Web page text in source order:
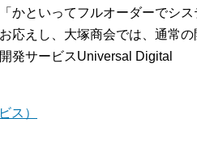
かといってフルオーダーでシス
応えし、大塚商会では、通常の
発サービスUniversal Digital
ス）